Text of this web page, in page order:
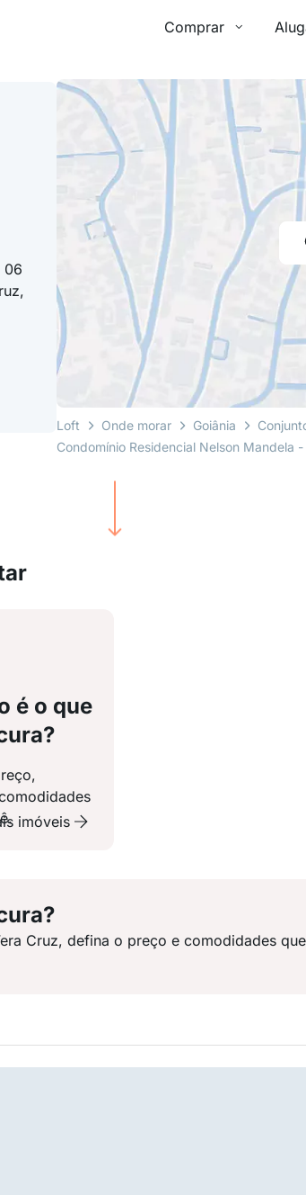
Comprar
06
Loft Onde morar Goiânia
Condomínio Residencial Nelson Mandela
é o que
imóveis
Cruz, defina o preço e comodidades